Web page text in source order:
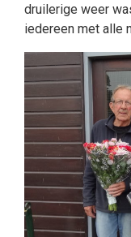
druilerige weer
iedereen met alle